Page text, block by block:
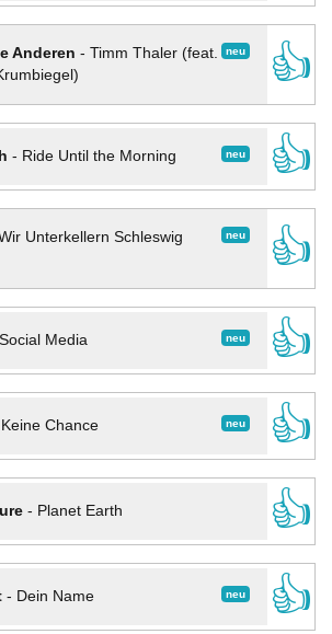
neu
Anderen - Timm Thaler (feat.
👍
neu
- Ride Until the Morning
👍
neu
Unterkellern Schleswig
👍
neu
Social Media
👍
neu
Keine Chance
👍
- Planet Earth
👍
neu
- Dein Name
👍